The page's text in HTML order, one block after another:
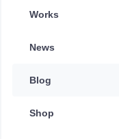
Works
News
Blog
Shop